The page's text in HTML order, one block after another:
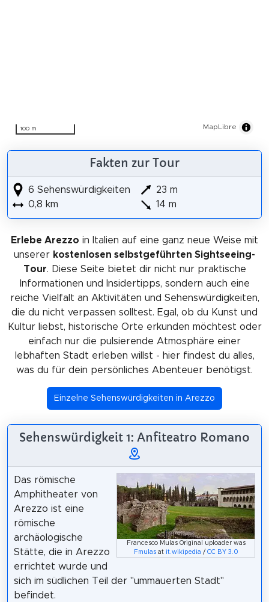
100 m MapLibre
Fakten zur Tour
6 Sehenswürdigkeiten
0,8 km
23 m
14 m
Erlebe Arezzo in Italien auf eine ganz neue Weise mit
unserer kostenlosen selbstgeführten Sightseeing-
Tour. Diese Seite bietet dir nicht nur praktische
Informationen und Insidertipps, sondern auch eine
reiche Vielfalt an Aktivitäten und Sehenswürdigkeiten,
die du nicht verpassen solltest. Egal, ob du Kunst und
Kultur liebst, historische Orte erkunden möchtest oder
einfach nur die pulsierende Atmosphäre einer
lebhaften Stadt erleben willst - hier findest du alles,
was du für dein persönliches Abenteuer benötigst.
Einzelne Sehenswürdigkeiten in Arezzo
Sehenswürdigkeit 1: Anfiteatro Romano
Francesco Mulas Original uploader was
Fmulasat it.wikipedia / CC BY 3.0
Das römische
Amphitheater von
Arezzo ist eine
römische
archäologische
Stätte, die in Arezzo
errichtet wurde und
sich im südlichen Teil der "ummauerten Stadt"
befindet.